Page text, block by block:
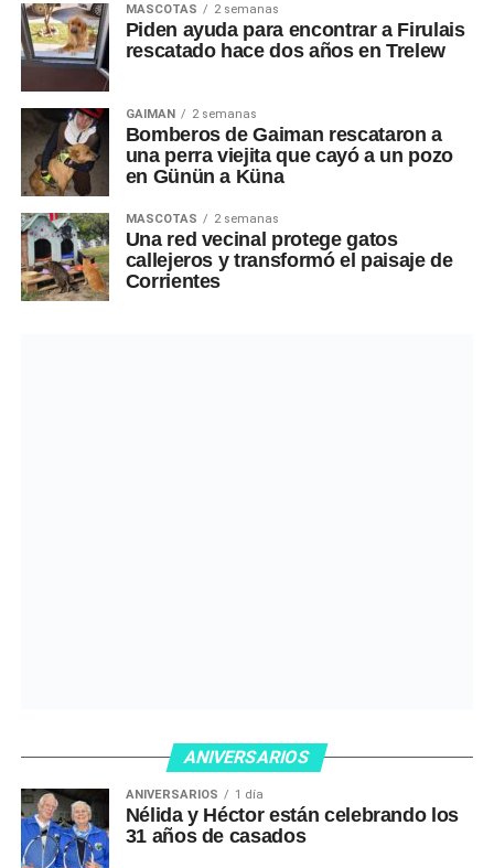
MASCOTAS 2 semanas
Piden ayuda para encontrar a Firulais
rescatado hace dos años en Trelew
GAIMAN 2 semanas
Bomberos de Gaiman rescataron a
una perra viejita que cayó a un pozo
en Günün a Küna
MASCOTAS 2 semanas
Una red vecinal protege gatos
callejeros y transformó el paisaje de
Corrientes
ANIVERSARIOS
ANIVERSARIOS 1 día
Nélida y Héctor están celebrando los
31 años de casados